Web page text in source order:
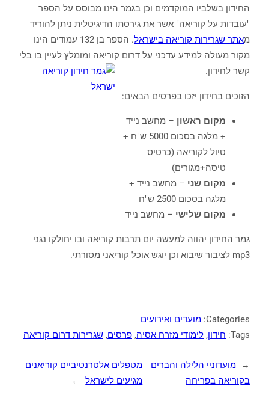
החידון בשלביו המוקדמים וכן בגמר הינו מבוסס על הספר
"עובדות על קוריאה" אשר את גירסתו הדיגיטלית ניתן להוריד
מאתר שגרירות קוריאה בישראל
. הספר בן 132 עמודים הינו
מקור מעולה למידע עדכני על דרום קוריאה ומומלץ לעיין בו בלי
קשר לחידון.
הזוכים בחידון יזכו בפרסים הבאים:
מקום ראשון – מחשב נייד
+ מלגה בסכום 5000 ש"ח +
טיול לקוריאה (כרטיס
טיסה+מגורים)
מקום שני – מחשב נייד +
מלגה בסכום 2500 ש"ח
מקום שלישי – מחשב נייד
גמר החידון יהווה למעשה יום תרבות קוריאה ובו יחולקו נגני
mp3 לציבור שיבוא וכן יוגש אוכל קוריאני מסורתי.
Categories: מועדים ואירועים
Tags: חידון, לימודי מזרח אסיה, פרסים, שגרירות דרום קוריאה
←
מועדוניי הלילה והברים
בקוריאה בפריחה
מטפלים אלטרנטיביים קוריאנים
מגיעים לישראל
→